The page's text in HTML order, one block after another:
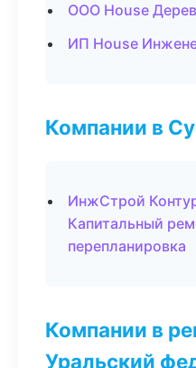
ООО House
ИП House
Компании в
ИнжСтрой
Капитальный
перепланировка
Компании в
Уральский